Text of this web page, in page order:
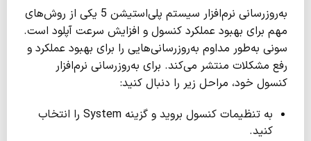
به‌روزرسانی نرم‌افزار سیستم پلی‌استیشن 5 یکی از روش‌های
مهم برای بهبود عملکرد کنسول و افزایش سرعت آپلود است.
سونی به‌طور مداوم به‌روزرسانی‌هایی را برای بهبود عملکرد و
رفع مشکلات منتشر می‌کند. برای به‌روزرسانی نرم‌افزار
کنسول خود، مراحل زیر را دنبال کنید:
به تنظیمات کنسول بروید و گزینه System را انتخاب
کنید.